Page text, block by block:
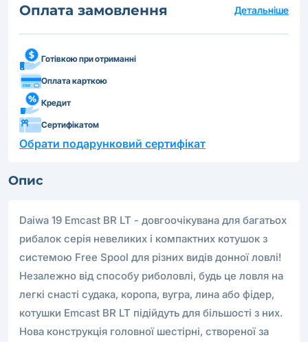
Оплата замовлення Детальніше
Готівкою при отриманні
Оплата карткою
Кредит
Сертифікатом
Обрати подарунковий сертифікат
Опис
Daiwa 19 Emcast BR LT - довгоочікувана для багатьох
рибалок серія невеликих і компактних котушок з
системою Free Spool для різних видів донної ловлі!
Незалежно від способу риболовлі, будь це ловля на
легкі снасті судака, коропа, вугра, лина або фідер,
котушки Emcast BR LT підійдуть для більшості з них.
Нова конструкція головної шестірні, створеної за